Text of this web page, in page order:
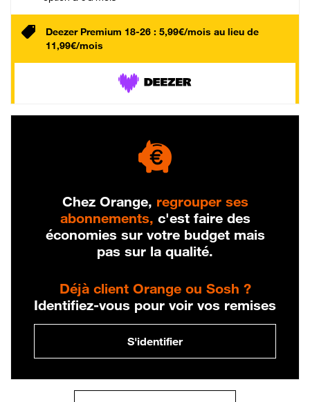
Deezer Premium 18-26 : 5,99€/mois au lieu de
11,99€/mois
Chez Orange, regrouper ses
abonnements, c'est faire des
économies sur votre budget mais
pas sur la qualité.
Déjà client Orange ou Sosh ?
Identifiez-vous pour voir vos remises
S'identifier